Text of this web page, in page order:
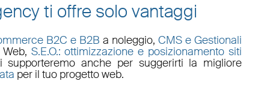
ti offre solo vantaggi
B2C e B2B a noleggio,CMS e Gestionali
, S.E.O.: ottimizzazione e posizionamento siti
supporteremo anche per suggerirti la migliore
per il tuo progetto web.